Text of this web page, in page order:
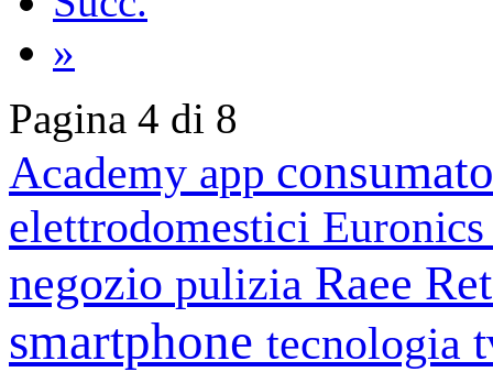
»
Pagina 4 di 8
Academy app
elettrodomestici
negozio pulizia Raee
smartphone tecnologia